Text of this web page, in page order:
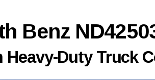
Benz
Heavy-Duty Truck